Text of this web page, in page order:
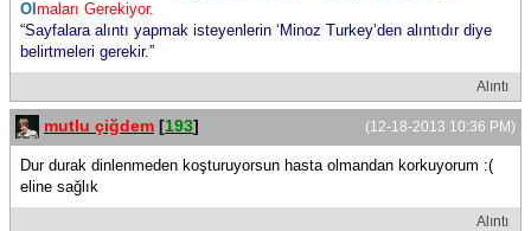
Ol maları Gerekiyor.
“Sayfalara alıntı yapmak isteyenlerin ‘Minoz Turkey’den alıntıdır diye
belirtmeleri gerekir.”
Alıntı
(12-18-2013 10:36 PM)
mutlu çiğdem [193]
Dur durak dinlenmeden koşturuyorsun hasta olmandan korkuyorum :(
eline sağlık
Alıntı